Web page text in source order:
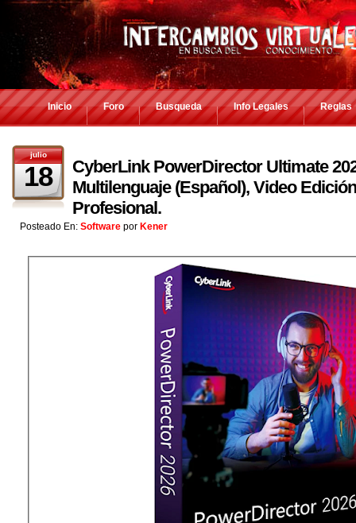
Inicio Foro Busqueda Info Legales Reglas
julio
18
CyberLink PowerDirector Ultimate
Multilenguaje (Español), Video
Profesional.
Posteado En: Software por Kener